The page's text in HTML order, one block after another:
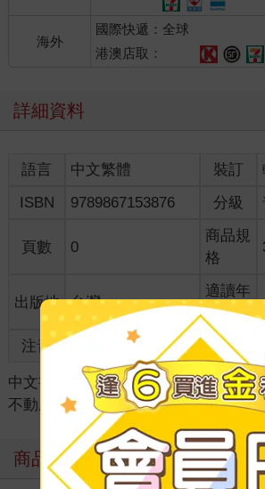
海外
國際快遞：全球
港澳店取：
詳細資料
語言 中文繁體 裝訂
ISBN
9789867153876 分級
頁數 0
商品規
格
出版地 台灣
適讀年
齡
注音 級別
中文書 考試書/政府出版品 ＞ 專
不動產經紀人/地政士
商品評價